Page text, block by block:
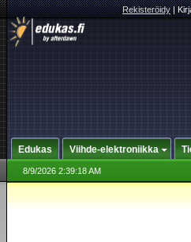
Rekisteröidy|
Edukas Viihde-elektroniikka
8/9/2026 2:39:18 AM